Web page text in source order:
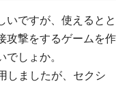
いですが、使えるとと
攻撃をするゲームを作
しょか。
しましたが、セクシ